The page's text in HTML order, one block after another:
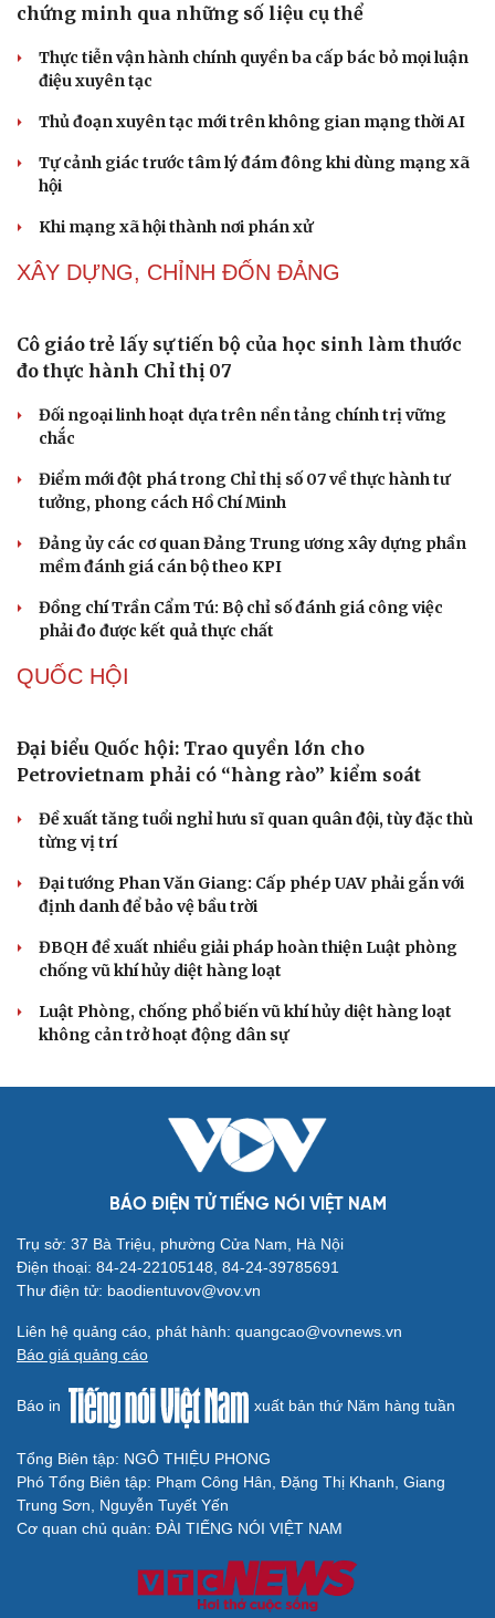
chứng minh qua những số liệu cụ thể
Thực tiễn vận hành chính quyền ba cấp bác bỏ mọi luận
điệu xuyên tạc
Thủ đoạn xuyên tạc mới trên không gian mạng thời AI
Tự cảnh giác trước tâm lý đám đông khi dùng mạng xã
hội
Khi mạng xã hội thành nơi phán xử
XÂY DỰNG, CHỈNH ĐỐN ĐẢNG
Cô giáo trẻ lấy sự tiến bộ của học sinh làm thước
đo thực hành Chỉ thị 07
Đối ngoại linh hoạt dựa trên nền tảng chính trị vững
chắc
Điểm mới đột phá trong Chỉ thị số 07 về thực hành tư
tưởng, phong cách Hồ Chí Minh
Đảng ủy các cơ quan Đảng Trung ương xây dựng phần
mềm đánh giá cán bộ theo KPI
Đồng chí Trần Cẩm Tú: Bộ chỉ số đánh giá công việc
phải đo được kết quả thực chất
QUỐC HỘI
Đại biểu Quốc hội: Trao quyền lớn cho
Petrovietnam phải có “hàng rào” kiểm soát
Đề xuất tăng tuổi nghỉ hưu sĩ quan quân đội, tùy đặc thù
từng vị trí
Đại tướng Phan Văn Giang: Cấp phép UAV phải gắn với
định danh để bảo vệ bầu trời
ĐBQH đề xuất nhiều giải pháp hoàn thiện Luật phòng
chống vũ khí hủy diệt hàng loạt
Luật Phòng, chống phổ biến vũ khí hủy diệt hàng loạt
không cản trở hoạt động dân sự
BÁO ĐIỆN TỬ TIẾNG NÓI VIỆT NAM
Trụ sở: 37 Bà Triệu, phường Cửa Nam, Hà Nội
Điện thoại: 84-24-22105148, 84-24-39785691
Thư điện tử: baodientuvov@vov.vn
Liên hệ quảng cáo, phát hành: quangcao@vovnews.vn
Báo giá quảng cáo
Báo in xuất bản thứ Năm hàng tuần
Tổng Biên tập: NGÔ THIỆU PHONG
Phó Tổng Biên tập: Phạm Công Hân, Đặng Thị Khanh, Giang
Trung Sơn, Nguyễn Tuyết Yến
Cơ quan chủ quản: ĐÀI TIẾNG NÓI VIỆT NAM